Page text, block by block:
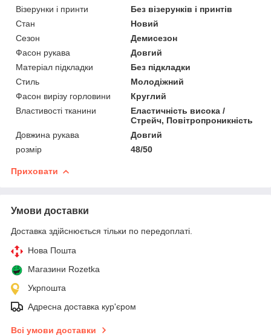
Візерунки і принти
Без візерунків і принтів
Стан
Новий
Сезон
Демисезон
Фасон рукава
Довгий
Матеріал підкладки
Без підкладки
Стиль
Молодіжний
Фасон вирізу горловини
Круглий
Властивості тканини
Еластичність висока /
Стрейч, Повітропроникність
Довжина рукава
Довгий
розмір
48/50
Приховати
Умови доставки
Доставка здійснюється тільки по передоплаті.
Нова Пошта
Магазини Rozetka
Укрпошта
Адресна доставка кур'єром
Всі умови доставки